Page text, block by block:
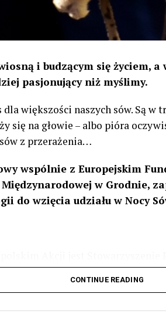
i budzącym się życiem,
pasjonujący niż myślimy.
większości naszych sów. Są w
się na głowie – albo pióra
z przerażenia…
wspólnie z Europejskim
Międzynarodowej w Grodnie,
do wzięcia udziału w Nocy
i 25 lutego 2023 r. wg
CONTINUE READING